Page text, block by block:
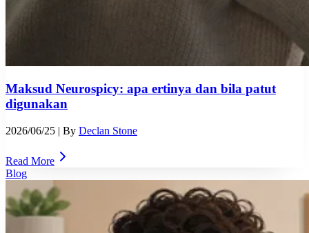
Maksud Neurospicy: apa ertinya dan bila patut
digunakan
2026/06/25 | By Declan Stone
Read More
Blog